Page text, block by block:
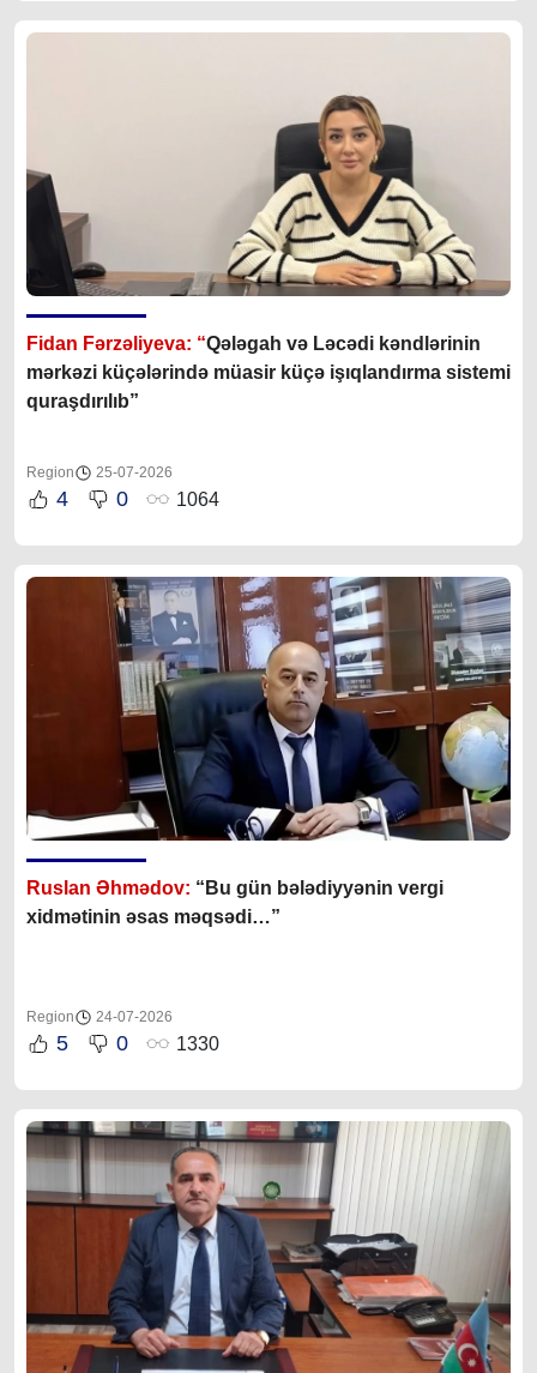
Fidan Fərzəliyeva: “Qələgah və Ləcədi kəndlərinin
mərkəzi küçələrində müasir küçə işıqlandırma sistemi
quraşdırılıb”
Region 25-07-2026
4 0 1064
Ruslan Əhmədov: “Bu gün bələdiyyənin vergi
xidmətinin əsas məqsədi…”
Region 24-07-2026
5 0 1330